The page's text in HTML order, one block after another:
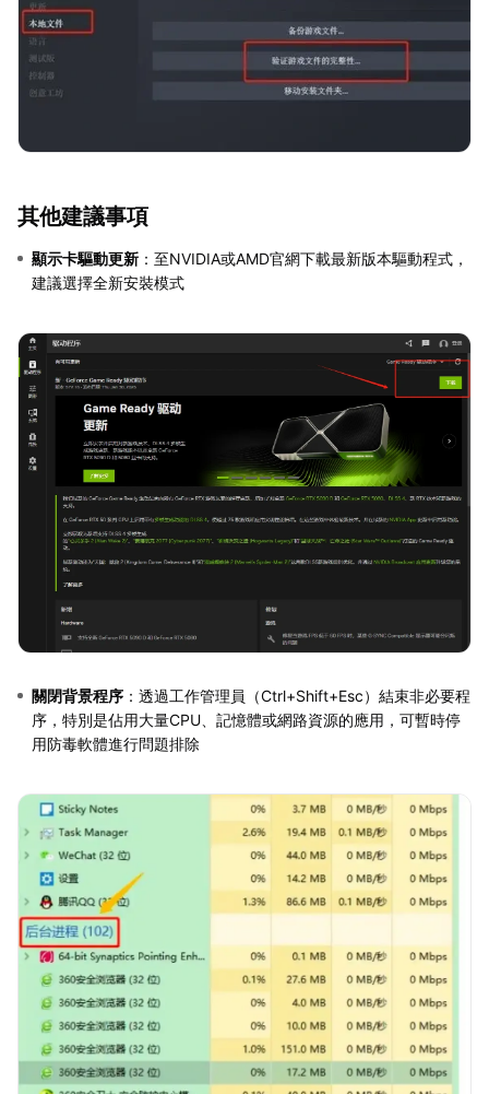
其他建議事項
顯示卡驅動更新 ：至NVIDIA或AMD官網下載最新版本驅動程式，
建議選擇全新安裝模式
關閉背景程序 ：透過工作管理員（Ctrl+Shift+Esc）結束非必要程
序，特別是佔用大量CPU、記憶體或網路資源的應用，可暫時停
用防毒軟體進行問題排除